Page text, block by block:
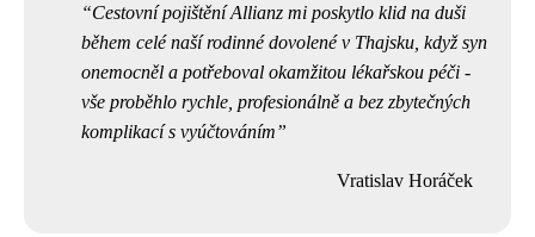
Cestovní pojištění Allianz mi poskytlo klid na duši
během celé naší rodinné dovolené v Thajsku, když syn
onemocněl a potřeboval okamžitou lékařskou péči -
vše proběhlo rychle, profesionálně a bez zbytečných
komplikací s vyúčtováním
Vratislav Horáček